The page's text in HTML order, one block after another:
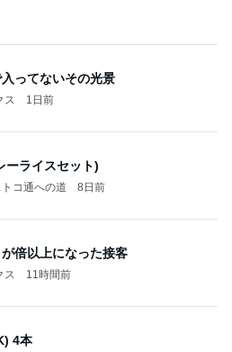
ってないその光景
ス 1日前
ーライスセット)
コ通への道 8日前
倍以上になった接客
ス 11時間前
4本